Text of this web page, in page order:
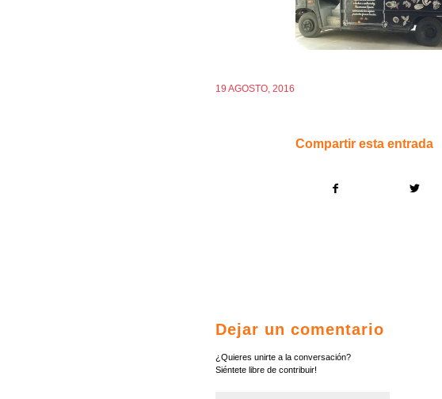
19 AGOSTO, 2016
Compartir esta entrada
Dejar un comentario
¿Quieres unirte a la conversación?
Siéntete libre de contribuir!